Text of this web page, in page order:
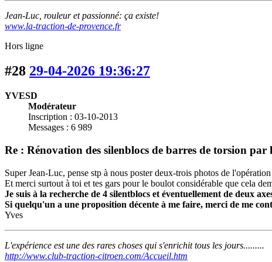
Jean-Luc, rouleur et passionné: ça existe!
www.la-traction-de-provence.fr
Hors ligne
#28 29-04-2026 19:36:27
YVESD
Modérateur
Inscription : 03-10-2013
Messages : 6 989
Re : Rénovation des silenblocs de barres de torsion par
Super Jean-Luc, pense stp à nous poster deux-trois photos de
Et merci surtout à toi et tes gars pour le boulot considérable que cela
Je suis à la recherche de 4 silentblocs et éventuellement de deux
Si quelqu'un a une proposition décente à me faire, merci de me
Yves
L'expérience est une des rares choses qui s'enrichit tous les jours.........
http://www.club-traction-citroen.com/Accueil.htm